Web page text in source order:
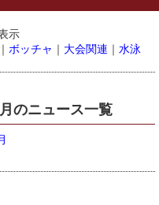
示
｜ ボッチャ ｜ 大会関連 ｜ 水泳
のニュース一覧